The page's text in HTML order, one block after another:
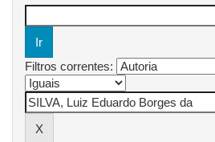
Filtros correntes: